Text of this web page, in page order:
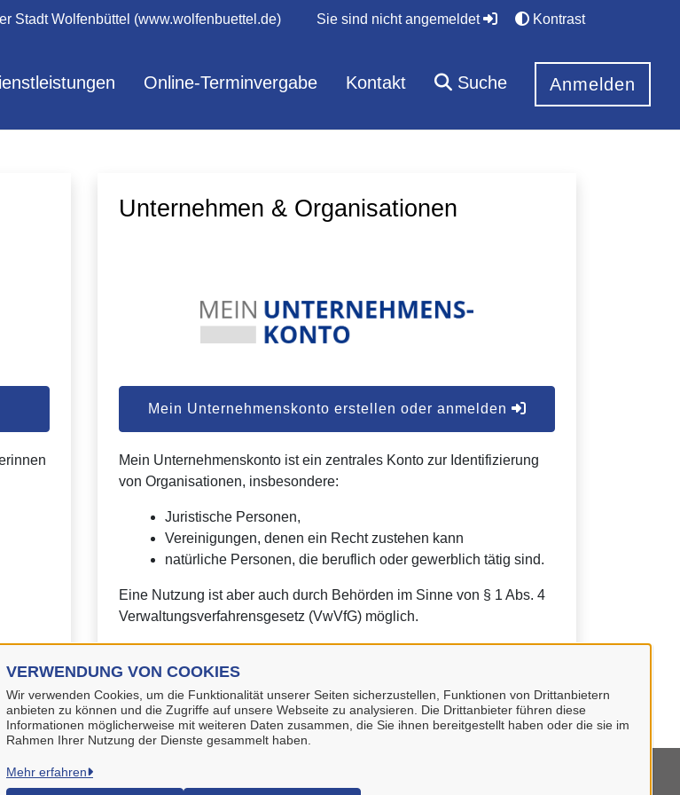
VERWENDUNG VON COOKIES
Wir verwenden Cookies, um die Funktionalität unserer Seiten sicherzustellen, Funktionen von Drittanbietern
anbieten zu können und die Zugriffe auf unsere Webseite zu analysieren. Die Drittanbieter führen diese
Informationen möglicherweise mit weiteren Daten zusammen, die Sie ihnen bereitgestellt haben oder die sie im
Rahmen Ihrer Nutzung der Dienste gesammelt haben.
Mehr erfahren
Stadt Wolfenbüttel (www.wolfenbuettel.de) Sie sind nicht angemeldet Kontrast
Online-Terminvergabe Kontakt Suche Anmelden
Unternehmen & Organisationen
Mein Unternehmenskonto erstellen oder anmelden
Mein Unternehmenskonto ist ein zentrales Konto zur Identifizierung
von Organisationen, insbesondere:
Juristische Personen,
Vereinigungen, denen ein Recht zustehen kann
natürliche Personen, die beruflich oder gewerblich tätig sind.
Eine Nutzung ist aber auch durch Behörden im Sinne von § 1 Abs. 4
Verwaltungsverfahrensgesetz (VwVfG) möglich.
Impressum